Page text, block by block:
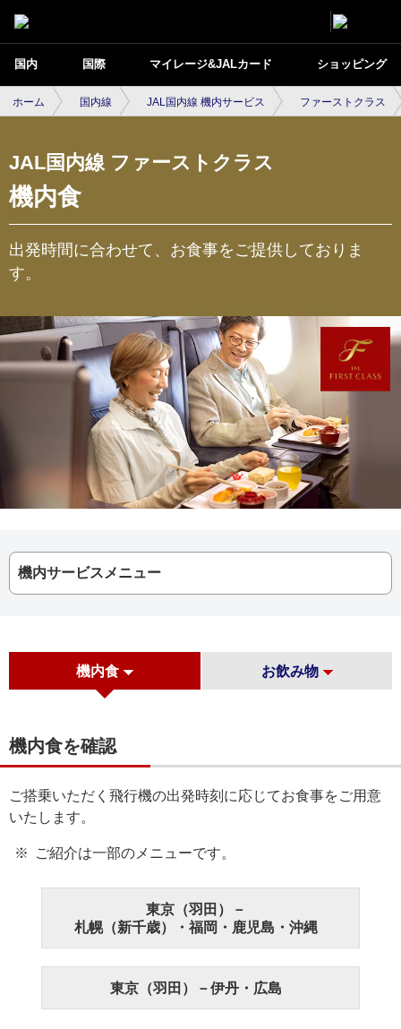
国内 国際 マイレージ&JALカード ショッピング
ホーム 国内線 JAL国内線 機内サービス ファーストクラス
JAL国内線 ファーストクラス
機内食
出発時間に合わせて、お食事をご提供しておりま
す。
機内サービスメニュー
機内食 お飲み物
機内食を確認
ご搭乗いただく飛行機の出発時刻に応じてお食事をご用意
いたします。
ご紹介は一部のメニューです。
東京（羽田）－
札幌（新千歳）・福岡・鹿児島・沖縄
東京（羽田）－伊丹・広島